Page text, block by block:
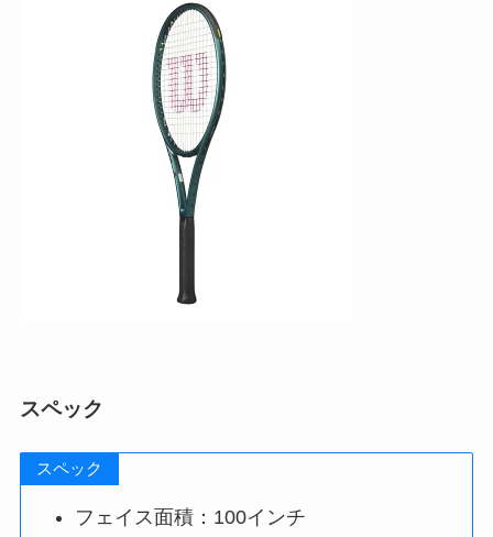
スペック
スペック
フェイス面積：100インチ